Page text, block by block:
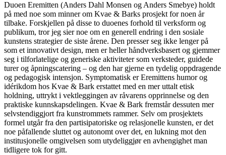
Duoen Eremitten (Anders Dahl Monsen og Anders Smebye) holdt
på med noe som minner om Kvae & Barks prosjekt for noen år
tilbake. Forskjellen på disse to duoenes forhold til verksform og
publikum, tror jeg sier noe om en generell endring i den sosiale
kunstens strategier de siste årene. Den presser seg ikke lenger på
som et innovativt design, men er heller håndverksbasert og gjemmer
seg i tilforlatelige og generiske aktiviteter som verksteder, guidede
turer og åpningscatering – og den har gjerne en tydelig oppdragende
og pedagogisk intensjon. Symptomatisk er Eremittens humor og
idérikdom hos Kvae & Bark erstattet med en mer uttalt etisk
holdning, uttrykt i vektleggingen av råvarens opprinnelse og den
praktiske kunnskapsdelingen. Kvae & Bark fremstår dessuten mer
selvstendiggjort fra kunstrommets rammer. Selv om prosjektets
formel utgår fra den partisipatoriske og relasjonelle kunsten, er det
noe påfallende sluttet og autonomt over det, en lukning mot den
institusjonelle omgivelsen som utydeliggjør en avhengighet man
tidligere tok for gitt.